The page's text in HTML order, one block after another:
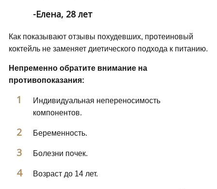
-Елена, 28 лет
Как показывают отзывы похудевших, протеиновый
коктейль не заменяет диетического подхода к питанию.
Непременно обратите внимание на
противопоказания:
Индивидуальная непереносимость
компонентов.
Беременность.
Болезни почек.
Возраст до 14 лет.